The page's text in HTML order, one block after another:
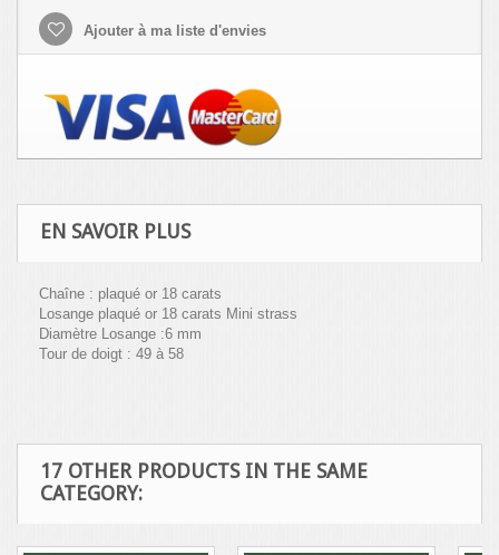
Ajouter à ma liste d'envies
EN SAVOIR PLUS
Chaîne : plaqué or 18 carats
Losange plaqué or 18 carats Mini strass
Diamètre Losange :6 mm
Tour de doigt : 49 à 58
17 OTHER PRODUCTS IN THE SAME
CATEGORY: